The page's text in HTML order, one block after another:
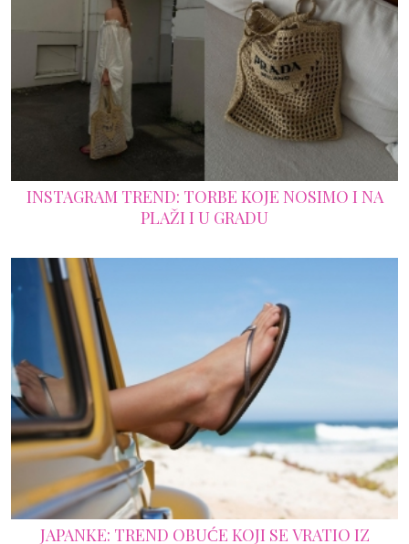
INSTAGRAM TREND: TORBE KOJE NOSIMO I NA
PLAŽI I U GRADU
JAPANKE: TREND OBUĆE KOJI SE VRATIO IZ